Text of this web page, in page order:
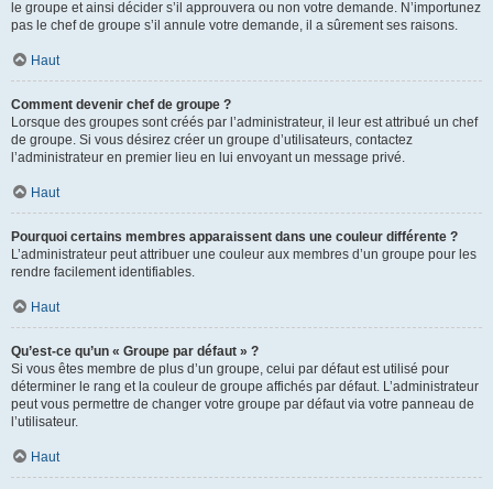
le groupe et ainsi décider s’il approuvera ou non votre demande. N’importunez
pas le chef de groupe s’il annule votre demande, il a sûrement ses raisons.
Haut
Comment devenir chef de groupe ?
Lorsque des groupes sont créés par l’administrateur, il leur est attribué un chef
de groupe. Si vous désirez créer un groupe d’utilisateurs, contactez
l’administrateur en premier lieu en lui envoyant un message privé.
Haut
Pourquoi certains membres apparaissent dans une couleur différente ?
L’administrateur peut attribuer une couleur aux membres d’un groupe pour les
rendre facilement identifiables.
Haut
Qu’est-ce qu’un « Groupe par défaut » ?
Si vous êtes membre de plus d’un groupe, celui par défaut est utilisé pour
déterminer le rang et la couleur de groupe affichés par défaut. L’administrateur
peut vous permettre de changer votre groupe par défaut via votre panneau de
l’utilisateur.
Haut